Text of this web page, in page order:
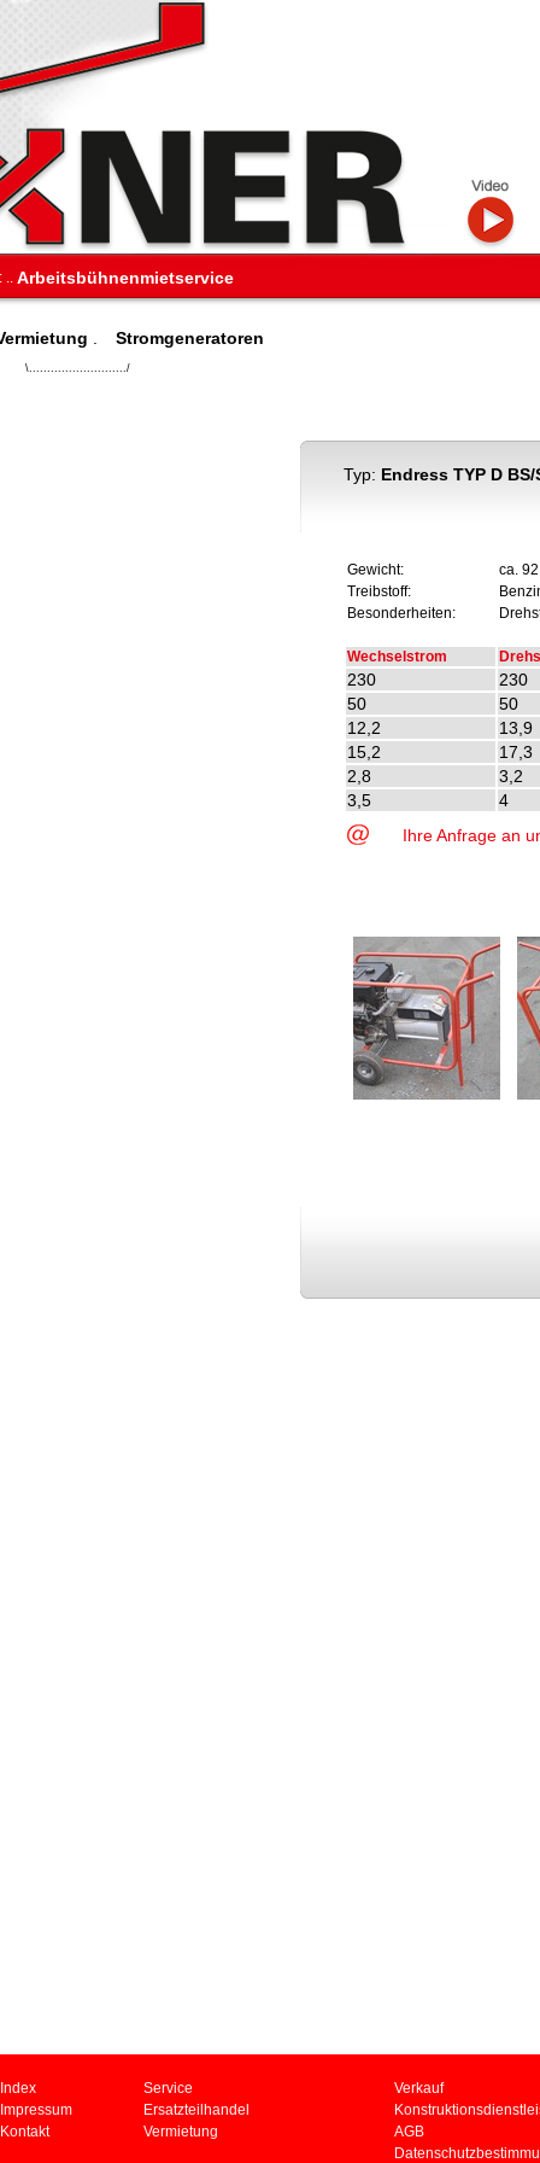
.. Arbeitsbühnenmietservice
Stromgeneratoren
\.........................../
Typ: Endress TYP D BS/
Gewicht:
ca.
Treibstoff:
Besonderheiten:
Wechselstrom
230
230
50
50
12,2
13,9
15,2
17,3
2,8
3,2
3,5
4
Ihre Anfrage an
Index Service
Verkauf
Impressum
Ersatzteilhandel
Kontakt
Vermietung
AGB